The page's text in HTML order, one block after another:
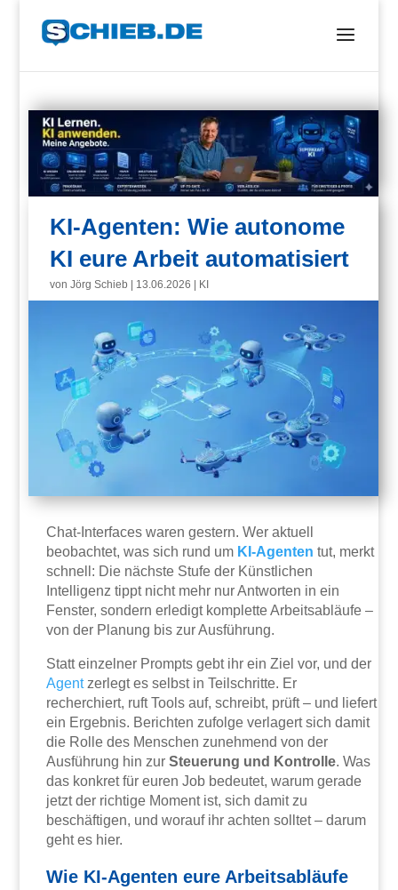
KI-Agenten: Wie autonome
KI eure Arbeit automatisiert
vonJörg Schieb 13.06.2026 KI
Chat-Interfaces waren gestern. Wer aktuell
beobachtet, was sich rund um KI-Agenten tut, merkt
schnell: Die nächste Stufe der Künstlichen
Intelligenz tippt nicht mehr nur Antworten in ein
Fenster, sondern erledigt komplette Arbeitsabläufe –
von der Planung bis zur Ausführung.
Statt einzelner Prompts gebt ihr ein Ziel vor, und der
Agentzerlegt es selbst in Teilschritte. Er
recherchiert, ruft Tools auf, schreibt, prüft – und liefert
ein Ergebnis. Berichten zufolge verlagert sich damit
die Rolle des Menschen zunehmend von der
Ausführung hin zurSteuerung und Kontrolle. Was
das konkret für euren Job bedeutet, warum gerade
jetzt der richtige Moment ist, sich damit zu
beschäftigen, und worauf ihr achten solltet – darum
geht es hier.
Wie KI-Agenten eure Arbeitsabläufe